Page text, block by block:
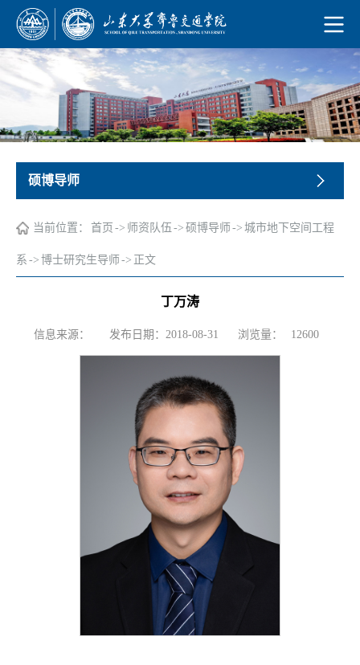
硕博导师
当前位置： 首页 -> 师资队伍 -> 硕博导师-> 城市地下空间工程
系 -> 博士研究生导师-> 正文
丁万涛
信息来源： 发布日期：2018-08-31 浏览量： 12600